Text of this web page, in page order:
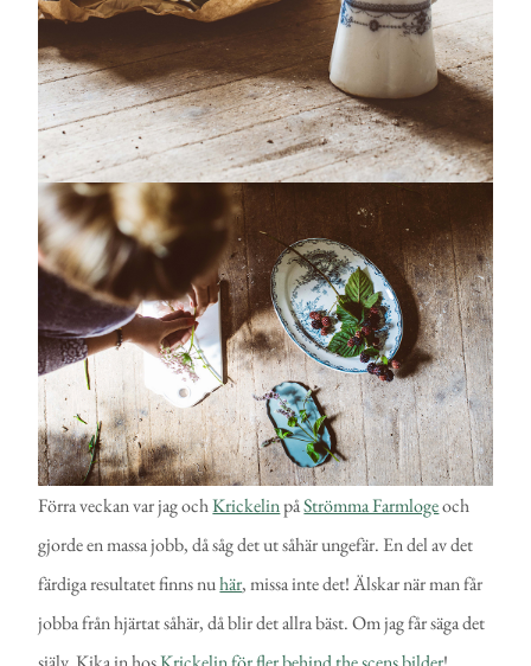
Förra veckan var jag ochKrickelinpåStrömma Farmlogeoch
gjorde en massa jobb, då såg det ut såhär ungefär. En del av det
färdiga resultatet finns nuhär, missa inte det! Älskar när man får
jobba från hjärtat såhär, då blir det allra bäst. Om jag får säga det